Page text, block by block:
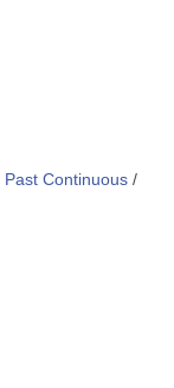
Past Continuous /